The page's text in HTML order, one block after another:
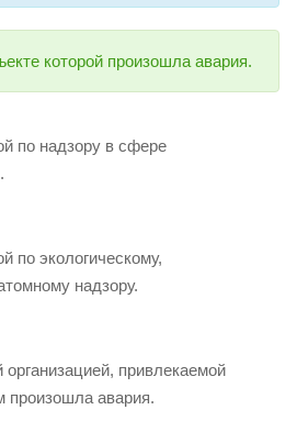
которой произошла авария.
по надзору в сфере
по экологическому,
надзору.
привлекаемой
произошла авария.